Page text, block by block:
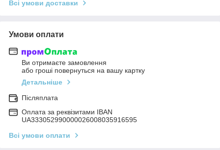
Всі умови доставки
Умови оплати
Ви отримаєте замовлення
або гроші повернуться на вашу картку
Детальніше
Післяплата
Оплата за реквізитами IBAN
UA333052990000026008035916595
Всі умови оплати